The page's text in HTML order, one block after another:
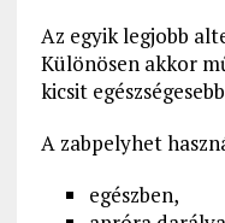
Az egyik legjobb
Különösen akkor
kicsit
A zabpelyhet
egészben,